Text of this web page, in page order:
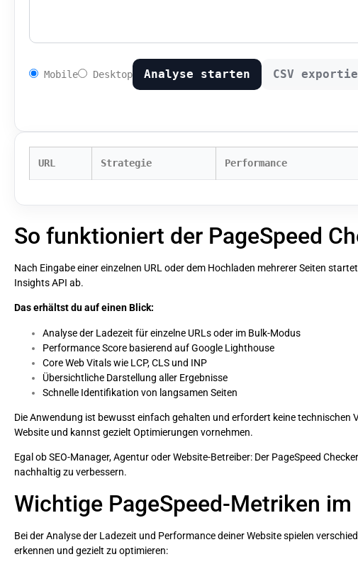
Mobile Desktop Analyse starten CSV
URL Strategie Performance
So funktioniert der PageSpeed
Nach Eingabe einer einzelnen URL oder dem Hochladen mehrerer Seiten
Insights API ab.
Das erhältst du auf einen Blick:
Analyse der Ladezeit für einzelne URLs oder im Bulk-Modus
Performance Score basierend auf Google Lighthouse
Core Web Vitals wie LCP, CLS und INP
Übersichtliche Darstellung aller Ergebnisse
Schnelle Identifikation von langsamen Seiten
Die Anwendung ist bewusst einfach gehalten und erfordert keine
Website und kannst gezielt Optimierungen vornehmen.
Egal ob SEO-Manager, Agentur oder Website-Betreiber: Der PageSpeed
nachhaltig zu verbessern.
Wichtige PageSpeed-Metriken
Bei der Analyse der Ladezeit und Performance deiner Website spielen
erkennen und gezielt zu optimieren: